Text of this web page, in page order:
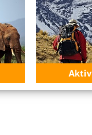
Aktiv